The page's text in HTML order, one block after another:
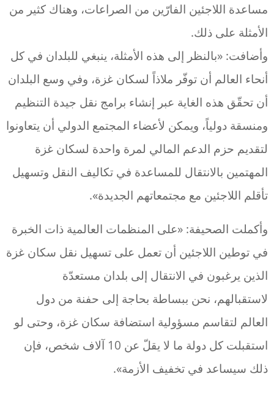
مساعدة اللاجئين الفارّين من الصراعات، وهناك كثير من
الأمثلة على ذلك.
وأضافت: «بالنظر إلى هذه الأمثلة، ينبغي للبلدان في كل
أنحاء العالم أن توفّر ملاذاً لسكان غزة، وفي وسع البلدان
أن تحقّق هذه الغاية عبر إنشاء برامج نقل جيدة التنظيم
ومنسقة دولياً، ويمكن لأعضاء المجتمع الدولي أن يتعاونوا
لتقديم حزم الدعم المالي لمرة واحدة لسكان غزة
المهتمين بالانتقال للمساعدة في تكاليف النقل وتسهيل
تأقلم اللاجئين مع مجتمعاتهم الجديدة».
وأكملت الصحيفة: «على المنظمات العالمية ذات الخبرة
في توطين اللاجئين أن تعمل على تسهيل نقل سكان غزة
الذين يرغبون في الانتقال إلى بلدان مستعدّة
لاستقبالهم، نحن ببساطة بحاجة إلى حفنة من دول
العالم لتقاسم مسؤولية استضافة سكان غزة، وحتى لو
استقبلت كل دولة ما لا يقلّ عن 10 آلاف شخص، فإن
ذلك سيساعد في تخفيف الأزمة».